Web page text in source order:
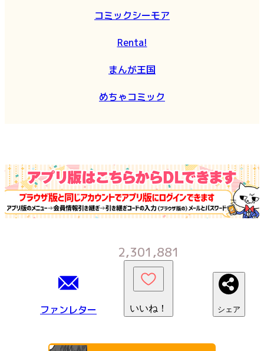
コミックシーモア
Renta!
まんが王国
めちゃコミック
ファンレター
2,301,881
いいね！ シェア